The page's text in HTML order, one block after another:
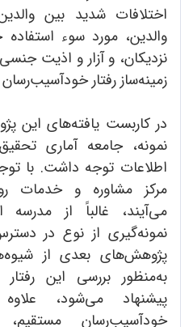
اختلافات شدید بین
والدین، مورد سوء
نزدیکان، و آزار و اذیت
زمینه‌ساز رفتار
در کاربست یافته‌های این
نمونه، جامعه آماری
اطلاعات توجه داشت. با
مرکز مشاوره و خدمات
می‌آیند، غالباً از
نمونه‌گیری از نوع در
پژوهش‌های بعدی از
به‌منظور بررسی این
پیشنهاد می‌شود،
خود‌آسیب‌رسان